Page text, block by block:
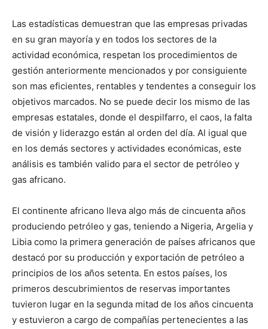
Las estadísticas demuestran que las empresas privadas
en su gran mayoría y en todos los sectores de la
actividad económica, respetan los procedimientos de
gestión anteriormente mencionados y por consiguiente
son mas eficientes, rentables y tendentes a conseguir los
objetivos marcados. No se puede decir los mismo de las
empresas estatales, donde el despilfarro, el caos, la falta
de visión y liderazgo están al orden del día. Al igual que
en los demás sectores y actividades económicas, este
análisis es también valido para el sector de petróleo y
gas africano.
El continente africano lleva algo más de cincuenta años
produciendo petróleo y gas, teniendo a Nigeria, Argelia y
Libia como la primera generación de países africanos que
destacó por su producción y exportación de petróleo a
principios de los años setenta. En estos países, los
primeros descubrimientos de reservas importantes
tuvieron lugar en la segunda mitad de los años cincuenta
y estuvieron a cargo de compañías pertenecientes a las